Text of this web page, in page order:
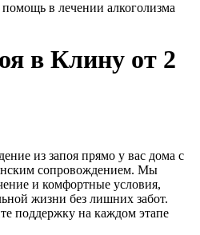
помощь в лечении алкоголизма
в Клину от 2
из запоя прямо у вас дома с
сопровождением. Мы
и комфортные условия,
жизни без лишних забот.
поддержку на каждом этапе